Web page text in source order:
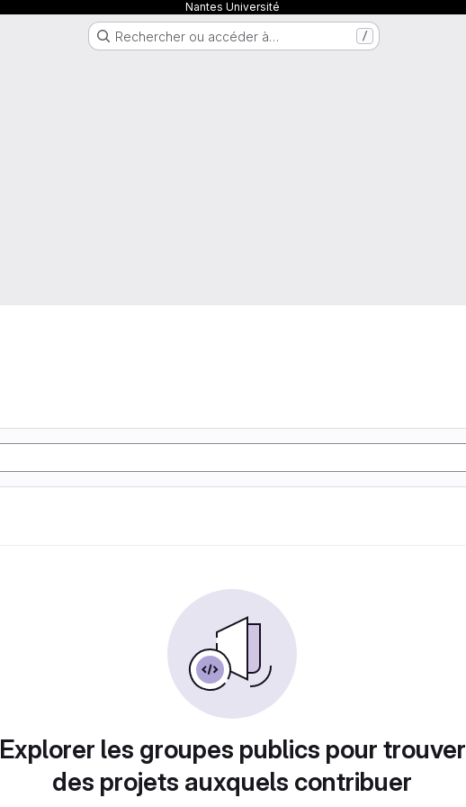
Nantes Université
Rechercher ou accéder à… /
Explorer les groupes publics pour trouver
des projets auxquels contribuer